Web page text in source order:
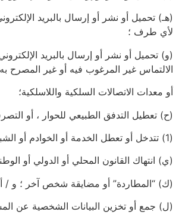
(هـ) تحميل أو نشر أو إرسال بالبريد
لأي طرف ؛
(و) تحميل أو نشر أو إرسال بالبريد
الالتماس غير المرغوب فيه أو غير المصرح
أو معدات الاتصالات السلكية واللاسلكية؛
(ح) تعطيل التدفق الطبيعي للحوار ، أو
(1) تتدخل أو تعطل الخدمة أو الخوادم أو الشبكات المتصلة بالخدمة ، أو تخالف أي متطلبات أو إجراءات أو سياسات أو لوائح الشبكات المتصلة بالخدمة ؛
(ي) انتهاك القانون المحلي أو الدولي أو
(ك) “المطاردة” أو مضايقة شخص آخر ؛ و /
(ل) جمع أو تخزين البيانات الشخصية عن